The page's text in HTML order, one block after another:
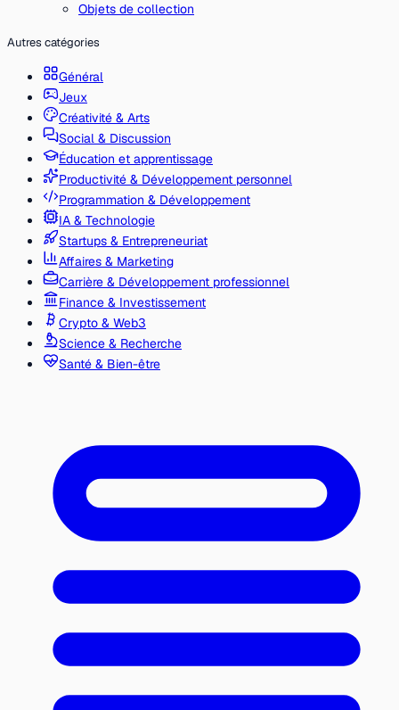
Objets de collection
Autres catégories
Général
Jeux
Créativité & Arts
Social & Discussion
Éducation et apprentissage
Productivité & Développement personnel
Programmation & Développement
IA & Technologie
Startups & Entrepreneuriat
Affaires & Marketing
Carrière & Développement professionnel
Finance & Investissement
Crypto & Web3
Science & Recherche
Santé & Bien-être